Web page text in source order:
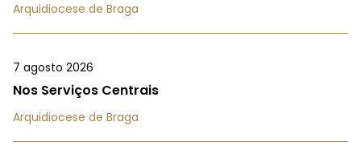
Arquidiocese de Braga
7 agosto 2026
Nos Serviços Centrais
Arquidiocese de Braga